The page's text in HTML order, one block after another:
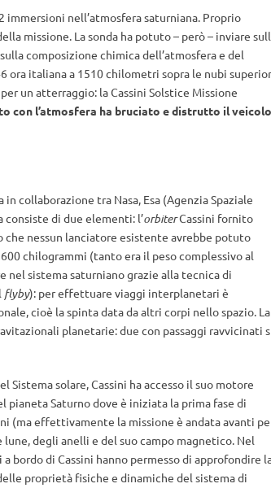
nell’atmosfera saturniana. Proprio
missione. La sonda ha potuto – però – inviare
composizione chimica dell’atmosfera e del
ora italiana a 1510 chilometri sopra le nubi
un atterraggio: la Cassini Solstice Missione
con l’atmosfera ha bruciato e distrutto il veicolo
collaborazione tra Nasa, Esa (Agenzia Spaziale
consiste di due elementi: l’orbiterCassini fornito
che nessun lanciatore esistente avrebbe potuto
chilogrammi (tanto era il peso complessivo al
nel sistema saturniano grazie alla tecnica di
flyby): per effettuare viaggi interplanetari è
cioè la spinta data da altri corpi nello spazio. La
planetarie: due con passaggi ravvicinati
Sistema solare, Cassini ha accesso il suo motore
Saturno dove è iniziata la prima fase di
(ma effettivamente la missione è andata avanti
degli anelli e del suo campo magnetico. Nel
di Cassini hanno permesso di approfondire
proprietà fisiche e dinamiche del sistema di